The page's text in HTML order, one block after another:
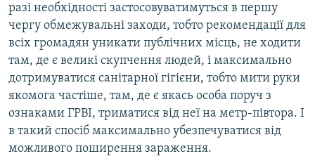
разі необхідності застосовуватимуться в першу
чергу обмежувальні заходи, тобто рекомендації для
всіх громадян уникати публічних місць, не ходити
там, де є великі скупчення людей, і максимально
дотримуватися санітарної гігієни, тобто мити руки
якомога частіше, там, де є якась особа поруч з
ознаками ГРВІ, триматися від неї на метр-півтора. І
в такий спосіб максимально убезпечуватися від
можливого поширення зараження.